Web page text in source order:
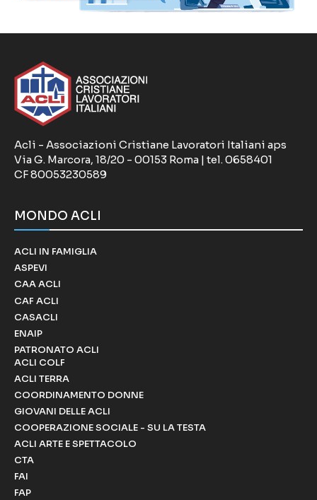
Acli - Associazioni Cristiane Lavoratori Italiani aps
Via G. Marcora, 18/20 - 00153 Roma | tel. 0658401
CF 80053230589
MONDO ACLI
ACLI IN FAMIGLIA
ASPEVI
CAA ACLI
CAF ACLI
CASACLI
ENAIP
PATRONATO ACLI
ACLI COLF
ACLI TERRA
COORDINAMENTO DONNE
GIOVANI DELLE ACLI
COOPERAZIONE SOCIALE - SU LA TESTA
ACLI ARTE E SPETTACOLO
CTA
FAI
FAP